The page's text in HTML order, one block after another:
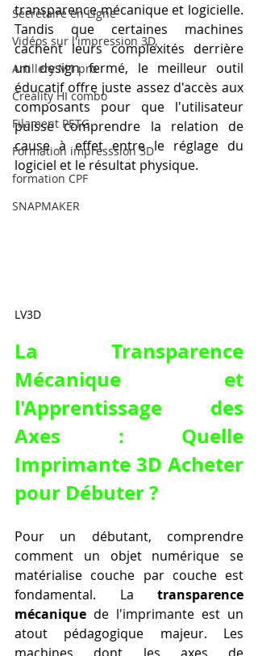
Secrétaire en Ligne
Vidéos sur l'impression 3D,
Artillery M1 pro
Creality HI combo
Filament PETG
Formation impresssion 3D
formation CPF
SNAPMAKER
transparence mécanique et logicielle.
Tandis que certaines machines
cachent leurs complexités derrière
un design fermé, le meilleur outil
éducatif offre juste assez d'accès aux
composants pour que l'utilisateur
puisse comprendre la relation de
cause à effet entre le réglage du
logiciel et le résultat physique.
LV3D
La Transparence
Mécanique et
l'Apprentissage des
Axes : Quelle
Imprimante 3D Acheter
pour Débuter ?
Pour un débutant, comprendre
comment un objet numérique se
matérialise couche par couche est
fondamental. La transparence
mécanique de l'imprimante est un
atout pédagogique majeur. Les